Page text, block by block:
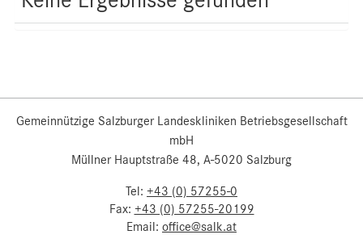
Gemeinnützige Salzburger Landeskliniken Betriebsgesellschaft
mbH
Müllner Hauptstraße 48, A-5020 Salzburg
Tel: +43 (0) 57255-0
Fax: +43 (0) 57255-20199
Email: office@salk.at